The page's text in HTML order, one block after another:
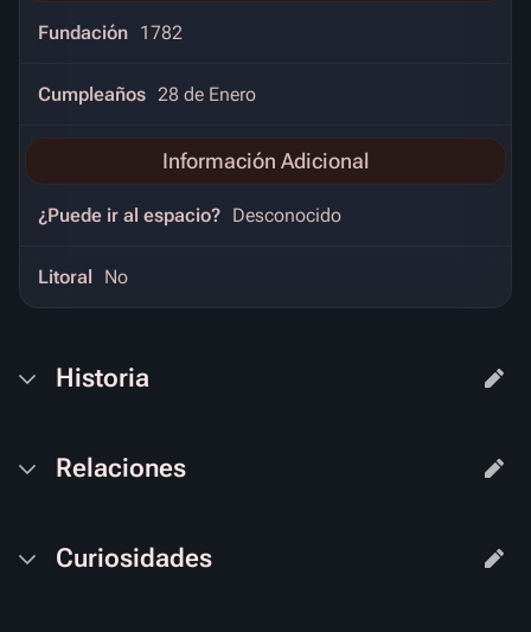
Fundación 1782
Cumpleaños 28 de Enero
Información Adicional
¿Puede ir al espacio? Desconocido
Litoral No
Historia
Relaciones
Curiosidades